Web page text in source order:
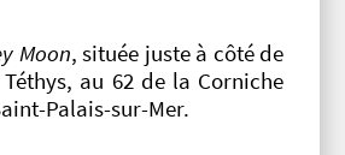
Moon, située juste à côté de
au 62 de la Corniche
Palais-sur-Mer.